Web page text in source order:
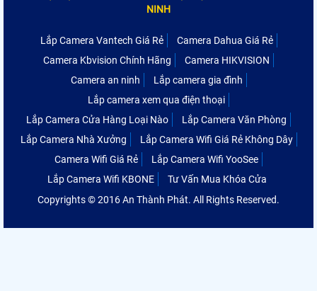
NINH
Lắp Camera Vantech Giá Rẻ
Camera Dahua Giá Rẻ
Camera Kbvision Chính Hãng
Camera HIKVISION
Camera an ninh
Lắp camera gia đình
Lắp camera xem qua điện thoại
Lắp Camera Cửa Hàng Loại Nào
Lắp Camera Văn Phòng
Lắp Camera Nhà Xưởng
Lắp Camera Wifi Giá Rẻ Không Dây
Camera Wifi Giá Rẻ
Lắp Camera Wifi YooSee
Lắp Camera Wifi KBONE
Tư Vấn Mua Khóa Cửa
Copyrights © 2016 An Thành Phát. All Rights Reserved.